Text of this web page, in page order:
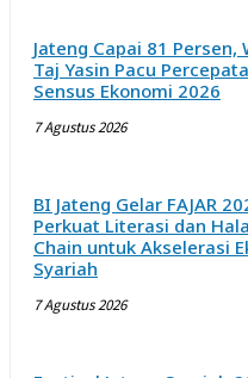
Jateng Capai 81 Persen,
Taj Yasin Pacu
Sensus Ekonomi 2026
7 Agustus 2026
BI Jateng Gelar FAJAR
Perkuat Literasi dan
Chain untuk Akselerasi
Syariah
7 Agustus 2026